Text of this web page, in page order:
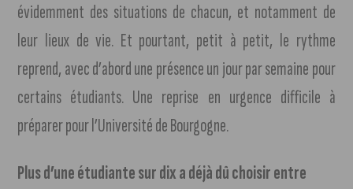
évidemment des situations de chacun, et notamment de
leur lieux de vie. Et pourtant, petit à petit, le rythme
reprend, avec d’abord une présence un jour par semaine pour
certains étudiants. Une reprise en urgence difficile à
préparer pour l’Université de Bourgogne.
Plus d’une étudiante sur dix a déjà dû choisir entre